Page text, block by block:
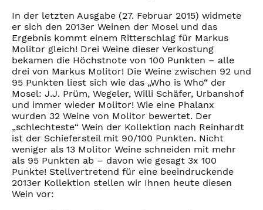
In der letzten Ausgabe (27. Februar 2015) widmete
er sich den 2013er Weinen der Mosel und das
Ergebnis kommt einem Ritterschlag für Markus
Molitor gleich! Drei Weine dieser Verkostung
bekamen die Höchstnote von 100 Punkten – alle
drei von Markus Molitor! Die Weine zwischen 92 und
95 Punkten liest sich wie das „Who is Who“ der
Mosel: J.J. Prüm, Wegeler, Willi Schäfer, Urbanshof
und immer wieder Molitor! Wie eine Phalanx
wurden 32 Weine von Molitor bewertet. Der
„schlechteste“ Wein der Kollektion nach Reinhardt
ist der Schiefersteil mit 90/100 Punkten. Nicht
weniger als 13 Molitor Weine schneiden mit mehr
als 95 Punkten ab – davon wie gesagt 3x 100
Punkte! Stellvertretend für eine beeindruckende
2013er Kollektion stellen wir Ihnen heute diesen
Wein vor: